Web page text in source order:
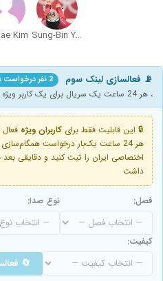
Sung-Bin Yun
Kim
📡 فعالسازی لینک سوم 2 نفر درخواست داده
، هر 24 ساعت یک سریال برای یک کاربر ویژه
🔒 این قابلیت فقط برای کاربران ویژه
اختصاصی ایران را ثبت کنید و دقایقی
داشت
فصل: نوع صدا:
کیفیت:
🔄